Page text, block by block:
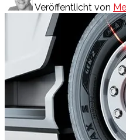
Veröffentlicht von